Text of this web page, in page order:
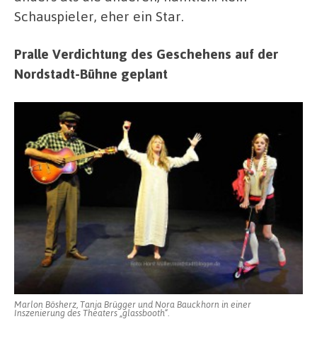
Schauspieler, eher ein Star.
Pralle Verdichtung des Geschehens auf der
Nordstadt-Bühne geplant
Marlon Bösherz, Tanja Brügger und Nora Bauckhorn in einer
Inszenierung des Theaters „glassbooth“.